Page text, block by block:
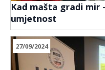
Kad mašta gradi mir
umjetnost
27/09/2024